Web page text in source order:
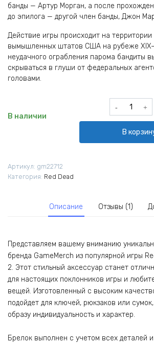
банды — Артур Морган, а после
до эпилога — другой член банды, Джон
Действие игры происходит на территории
вымышленных штатов США на рубеже
неудачного ограбления парома бандиты
скрываться в глуши от федеральных
головами.
В наличии
Количество
товара
игры
В
Артикул: gm22712
Категория: Red Dead
Описание Отзывы (1)
Представляем вашему вниманию
бренда GameMerch из популярной игры
2. Этот стильный аксессуар станет
для настоящих поклонников игры и
вещей. Изготовленный с высоким
подойдет для ключей, рюкзаков или
образу индивидуальность и характер.
Брелок выполнен с учетом всех деталей